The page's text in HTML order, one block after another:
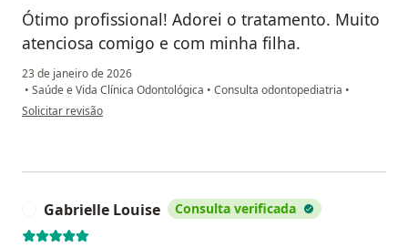
Ótimo profissional! Adorei o tratamento. Muito
atenciosa comigo e com minha filha.
23 de janeiro de 2026
• Saúde e Vida Clínica Odontológica • Consulta odontopediatria •
na opinião do utilizador Vanessa Rosa
Solicitar revisão
Gabrielle Louise Consulta verificada